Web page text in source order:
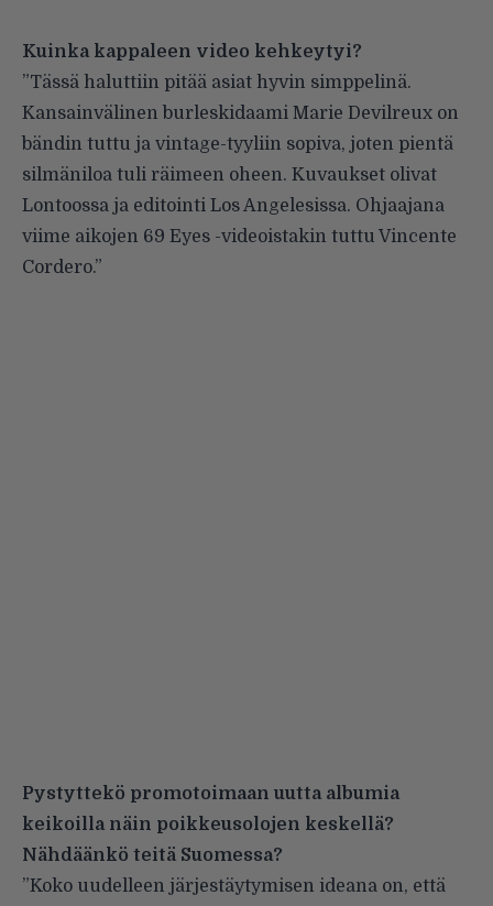
Kuinka kappaleen video kehkeytyi?
”Tässä haluttiin pitää asiat hyvin simppelinä.
Kansainvälinen burleskidaami Marie Devilreux on
bändin tuttu ja vintage-tyyliin sopiva, joten pientä
silmäniloa tuli räimeen oheen. Kuvaukset olivat
Lontoossa ja editointi Los Angelesissa. Ohjaajana
viime aikojen 69 Eyes -videoistakin tuttu Vincente
Cordero.”
Pystyttekö promotoimaan uutta albumia
keikoilla näin poikkeusolojen keskellä?
Nähdäänkö teitä Suomessa?
”Koko uudelleen järjestäytymisen ideana on, että